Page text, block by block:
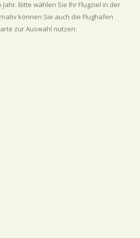
Bitte wählen Sie Ihr Flugziel in der
können Sie auch die Flughafen
zur Auswahl nutzen: